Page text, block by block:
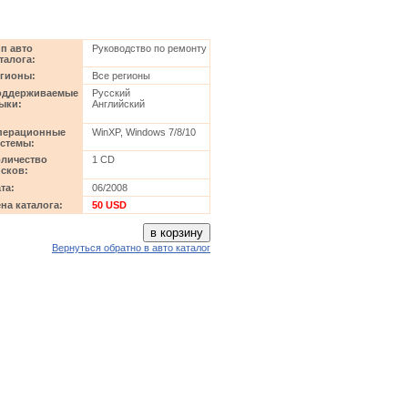
авто
Руководство по ремонту
Все регионы
Русский
Английский
WinXP, Windows 7/8/10
1 CD
06/2008
каталога:
50 USD
Вернуться обратно в авто каталог